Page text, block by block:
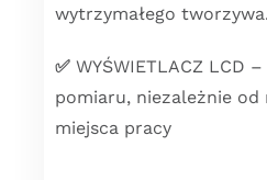
wytrzymałego tworzywa.
✅ WYŚWIETLACZ LCD
pomiaru, niezależnie od
miejsca pracy